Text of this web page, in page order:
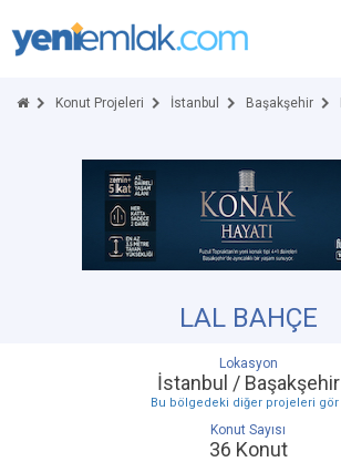
Konut Projeleri İstanbul Başakşehir
LAL BAHÇE
Lokasyon
İstanbul / Başakşehir
Bu bölgedeki diğer projeleri gör
Konut Sayısı
36 Konut